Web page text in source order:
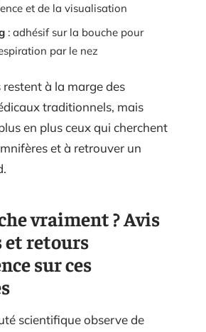
et de la visualisation
: adhésif sur la bouche pour
par le nez
restent à la marge des
traditionnels, mais
en plus ceux qui cherchent
et à retrouver un
vraiment ? Avis
et retours
sur ces
scientifique observe de